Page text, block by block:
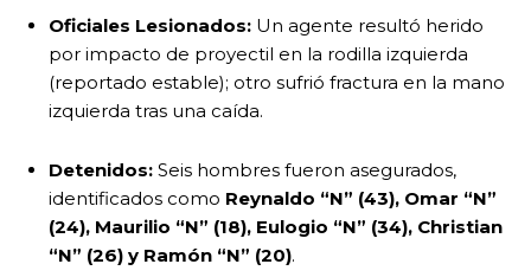
Oficiales Lesionados: Un agente resultó herido
por impacto de proyectil en la rodilla izquierda
(reportado estable); otro sufrió fractura en la mano
izquierda tras una caída.
Detenidos: Seis hombres fueron asegurados,
identificados como Reynaldo “N” (43), Omar “N”
(24), Maurilio “N” (18), Eulogio “N” (34), Christian
“N” (26) y Ramón “N” (20).